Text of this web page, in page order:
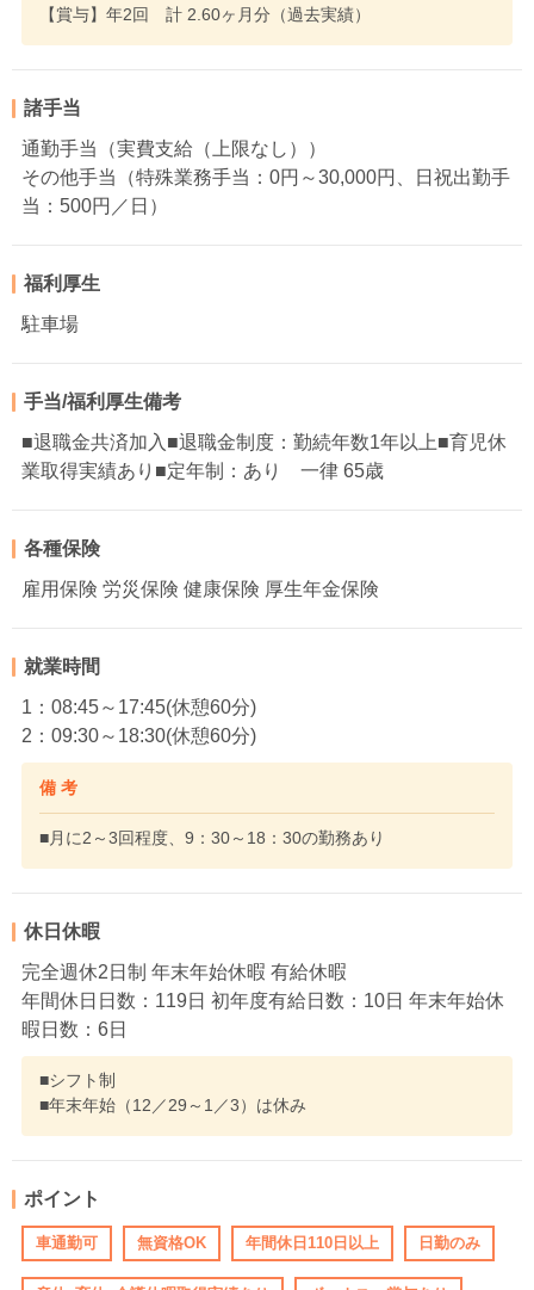
【賞与】年2回 計 2.60ヶ月分（過去実績）
諸手当
通勤手当（実費支給（上限なし））
その他手当（特殊業務手当：0円～30,000円、日祝出勤手
当：500円／日）
福利厚生
駐車場
手当/福利厚生備考
■退職金共済加入■退職金制度：勤続年数1年以上■育児休
業取得実績あり■定年制：あり 一律 65歳
各種保険
雇用保険 労災保険 健康保険 厚生年金保険
就業時間
1：08:45～17:45(休憩60分)
2：09:30～18:30(休憩60分)
備 考
■月に2～3回程度、9：30～18：30の勤務あり
休日休暇
完全週休2日制 年末年始休暇 有給休暇
年間休日日数：119日 初年度有給日数：10日 年末年始休
暇日数：6日
■シフト制
■年末年始（12／29～1／3）は休み
ポイント
車通勤可 無資格OK 年間休日110日以上 日勤のみ